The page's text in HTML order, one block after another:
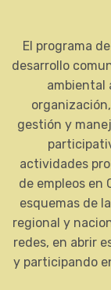
El programa
desarrollo
ambiental
gestión y
actividades
de empleos en
esquemas de
regional y
redes, en abrir
y participando